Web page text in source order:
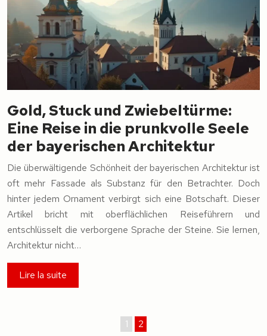
Gold, Stuck und Zwiebeltürme:
Eine Reise in die prunkvolle Seele
der bayerischen Architektur
Die überwältigende Schönheit der bayerischen Architektur ist
oft mehr Fassade als Substanz für den Betrachter. Doch
hinter jedem Ornament verbirgt sich eine Botschaft. Dieser
Artikel bricht mit oberflächlichen Reiseführern und
entschlüsselt die verborgene Sprache der Steine. Sie lernen,
Architektur nicht…
Lire la suite
1 2